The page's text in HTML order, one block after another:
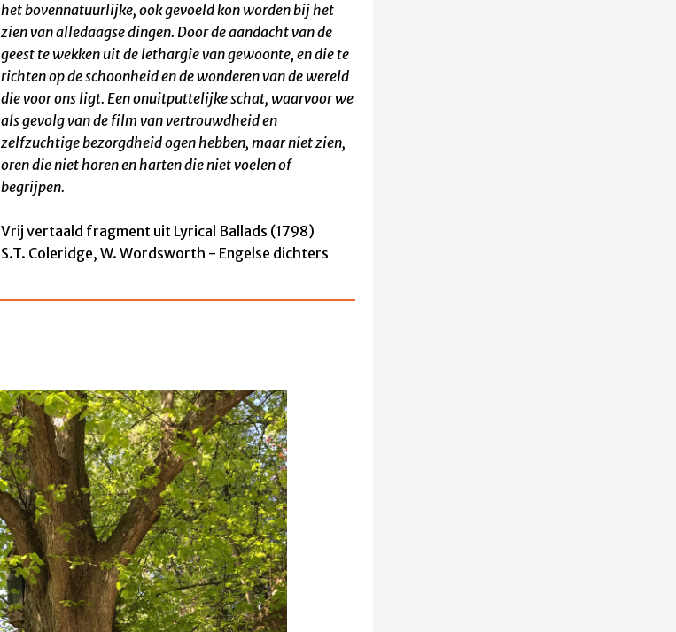
het bovennatuurlijke, ook gevoeld kon wordenbij het
zien vanalledaagse dingen. Door de aandacht van de
geest te wekken uit de lethargie van gewoonte, en die te
richten op de schoonheid en de wonderen van de wereld
die voor ons ligt. Een onuitputtelijke schat, waarvoor we
als gevolg van de film van vertrouwdheid en
zelfzuchtige bezorgdheid ogen hebben, maar niet zien,
oren die niet horen en harten die niet voelen of
begrijpen.
Vrij vertaald fragment uit Lyrical Ballads (1798)
S.T. Coleridge, W. Wordsworth - Engelse dichters